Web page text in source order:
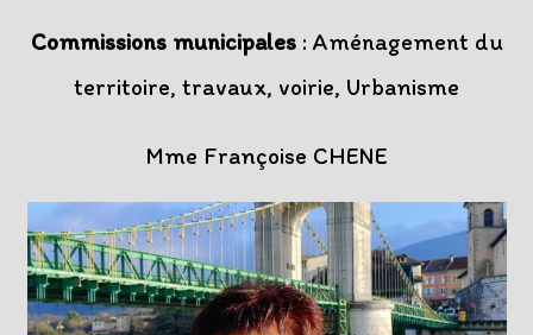
Commissions municipales : Aménagement du
territoire, travaux, voirie, Urbanisme
Mme Françoise CHENE